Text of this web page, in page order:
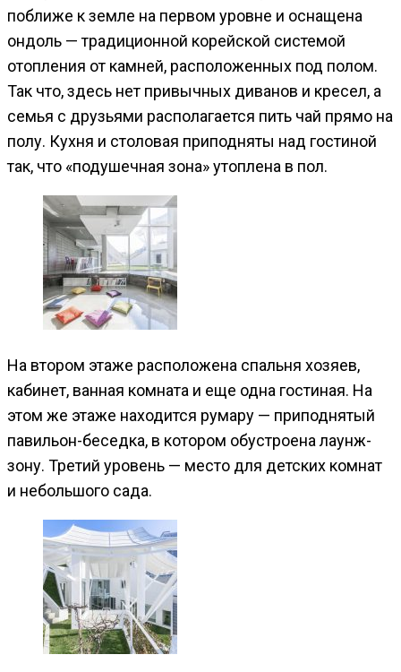
поближе к земле на первом уровне и оснащена
ондоль — традиционной корейской системой
отопления от камней, расположенных под полом.
Так что, здесь нет привычных диванов и кресел, а
семья с друзьями располагается пить чай прямо на
полу. Кухня и столовая приподняты над гостиной
так, что «подушечная зона» утоплена в пол.
На втором этаже расположена спальня хозяев,
кабинет, ванная комната и еще одна гостиная. На
этом же этаже находится румару — приподнятый
павильон-беседка, в котором обустроена лаунж-
зону. Третий уровень — место для детских комнат
и небольшого сада.